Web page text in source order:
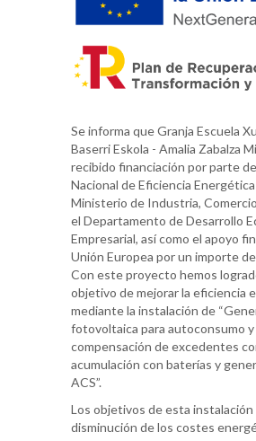
Se informa que Granja Escuela
Baserri Eskola - Amalia Zabalza
recibido financiación por parte
Nacional de Eficiencia
Ministerio de Industria,
el Departamento de Desarrollo
Empresarial, así como el apoyo
Unión Europea por un importe
Con este proyecto hemos
objetivo de mejorar la eficiencia
mediante la instalación de
fotovoltaica para autoconsumo y
compensación de excedentes
acumulación con baterías y
ACS”.
Los objetivos de esta instalación
disminución de los costes